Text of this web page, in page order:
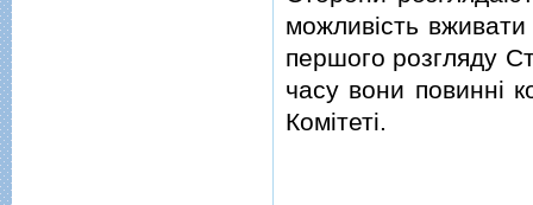
можливiсть
першого розгляду
часу вони повиннi
Комiтетi.